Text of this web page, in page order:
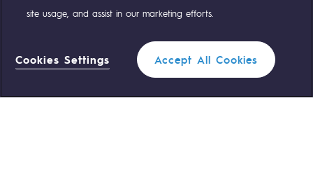
Standard Teréga 0 559 133 400
site usage, and assist in our marketing efforts.
Cookies Settings Accept All Cookies